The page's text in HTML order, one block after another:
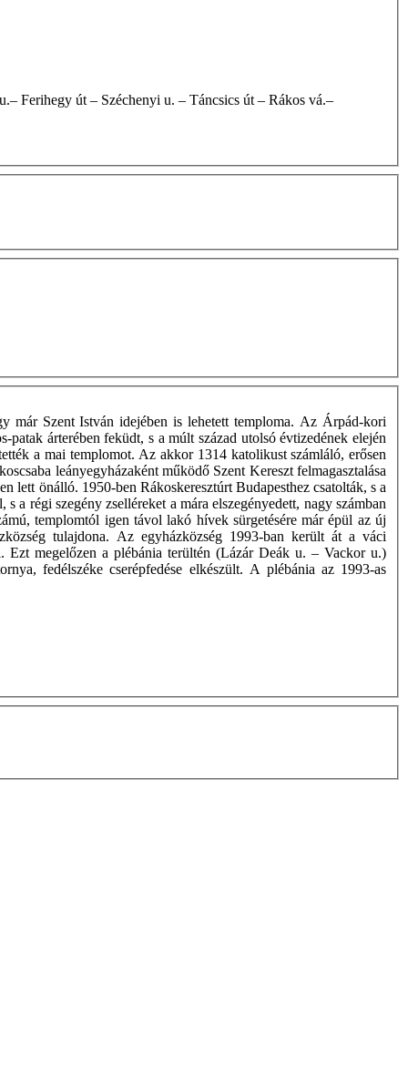
már Szent István idejében is lehetett temploma. Az Árpád-kori
árterében feküdt, s a múlt század utolsó évtizedének elején
a mai templomot. Az akkor 1314 katolikust számláló, erősen
leányegyházaként működő Szent Kereszt felmagasztalása
lett önálló. 1950-ben Rákoskeresztúrt Budapesthez csatolták, s a
régi szegény zselléreket a mára elszegényedett, nagy számban
templomtól igen távol lakó hívek sürgetésére már épül az új
tulajdona. Az egyházközség 1993-ban került át a váci
Ezt megelőzen a plébánia terültén (Lázár Deák u. – Vackor u.)
fedélszéke cserépfedése elkészült. A plébánia az 1993-as